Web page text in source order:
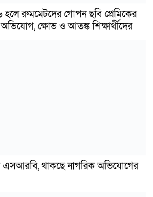
রুমমেটদের গোপন ছবি প্রেমিকের
ক্ষোভ ও আতঙ্ক শিক্ষার্থীদের
এসআরবি, থাকছে নাগরিক অভিযোগের